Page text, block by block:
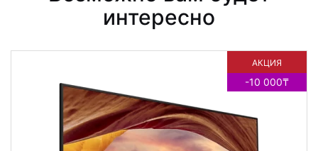
интересно
АКЦИЯ
-10 000₸